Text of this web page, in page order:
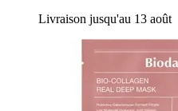
Livraison jusqu'au 13 août